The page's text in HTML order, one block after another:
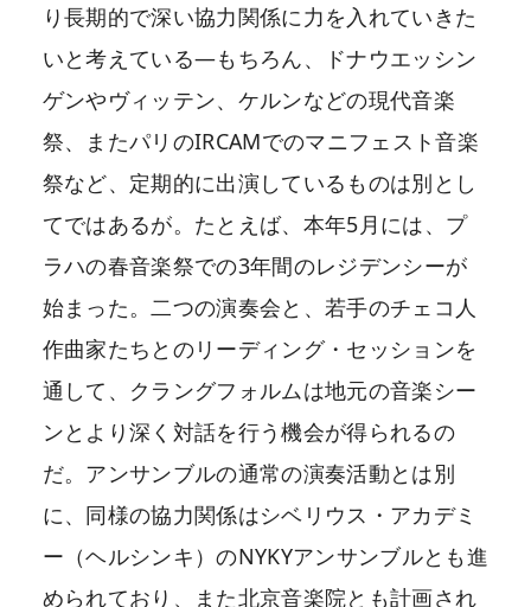
り長期的で深い協力関係に力を入れていきた
いと考えている―もちろん、ドナウエッシン
ゲンやヴィッテン、ケルンなどの現代音楽
祭、またパリのIRCAMでのマニフェスト音楽
祭など、定期的に出演しているものは別とし
てではあるが。たとえば、本年5月には、プ
ラハの春音楽祭での3年間のレジデンシーが
始まった。二つの演奏会と、若手のチェコ人
作曲家たちとのリーディング・セッションを
通して、クラングフォルムは地元の音楽シー
ンとより深く対話を行う機会が得られるの
だ。アンサンブルの通常の演奏活動とは別
に、同様の協力関係はシベリウス・アカデミ
ー（ヘルシンキ）のNYKYアンサンブルとも進
められており、また北京音楽院とも計画され